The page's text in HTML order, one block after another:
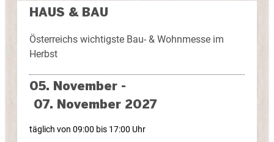
HAUS & BAU
Österreichs wichtigste Bau- & Wohnmesse im
Herbst
05. November -
07. November 2027
täglich von 09:00 bis 17:00 Uhr